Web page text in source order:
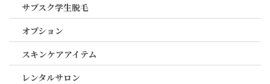
サブスク学生脱毛
オプション
スキンケアアイテム
レンタルサロン